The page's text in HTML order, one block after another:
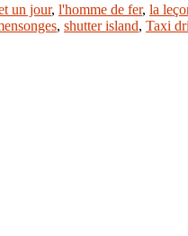
un jour, l'homme de fer, la
, shutter island, Taxi